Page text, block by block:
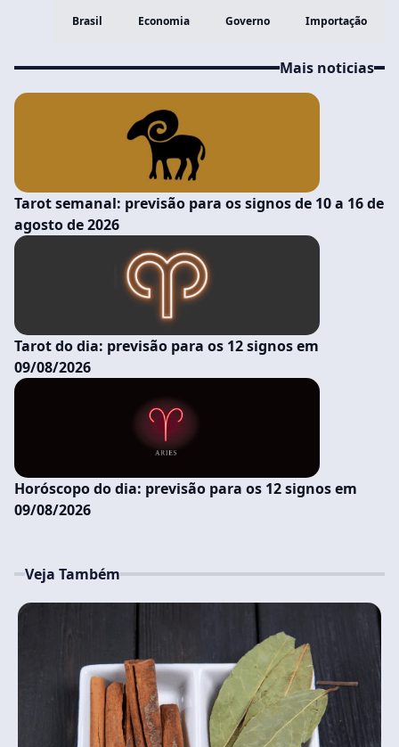
Brasil Economia Governo Importação
Mais noticias
Tarot semanal: previsão para os signos de 10 a 16 de
agosto de 2026
Tarot do dia: previsão para os 12 signos em
09/08/2026
Horóscopo do dia: previsão para os 12 signos em
09/08/2026
Veja Também